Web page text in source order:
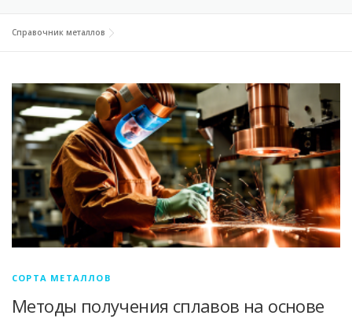
МЕТАЛЛЫ И ОКРУЖАЮЩАЯ СРЕДА
ПРИМЕНЕНИЕ МЕТАЛЛОВ
СВОЙСТВА МЕТАЛЛОВ СОРТА МЕТАЛЛОВ
СТАТЬИ
Справочник металлов
СОРТА МЕТАЛЛОВ
Методы получения сплавов на основе